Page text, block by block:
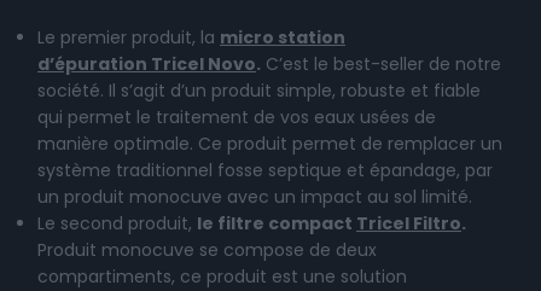
Le premier produit, la micro station
d’épuration Tricel Novo. C’est le best-seller de notre
société. Il s’agit d’un produit simple, robuste et fiable
qui permet le traitement de vos eaux usées de
manière optimale. Ce produit permet de remplacer un
système traditionnel fosse septique et épandage, par
un produit monocuve avec un impact au sol limité.
Le second produit, le filtre compact Tricel Filtro.
Produit monocuve se compose de deux
compartiments, ce produit est une solution